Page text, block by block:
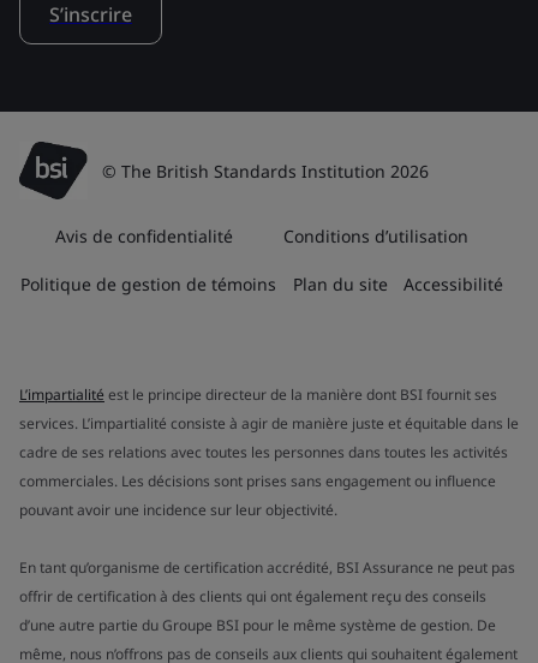
S’inscrire
© The British Standards Institution 2026
Avis de confidentialité Conditions d’utilisation
Politique de gestion de témoins Plan du site Accessibilité
L’impartialité est le principe directeur de la manière dont BSI fournit ses
services. L’impartialité consiste à agir de manière juste et équitable dans le
cadre de ses relations avec toutes les personnes dans toutes les activités
commerciales. Les décisions sont prises sans engagement ou influence
pouvant avoir une incidence sur leur objectivité.
En tant qu’organisme de certification accrédité, BSI Assurance ne peut pas
offrir de certification à des clients qui ont également reçu des conseils
d’une autre partie du Groupe BSI pour le même système de gestion. De
même, nous n’offrons pas de conseils aux clients qui souhaitent également